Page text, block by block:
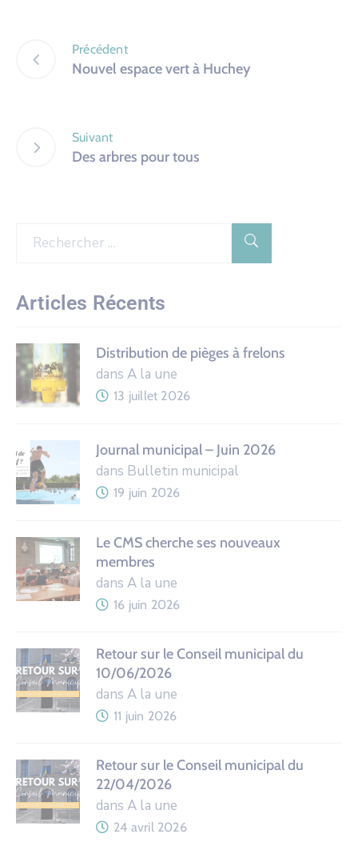
Précédent
Nouvel espace vert à Huchey
Suivant
Des arbres pour tous
Articles Récents
Distribution de pièges à frelons
dans A la une
13 juillet 2026
Journal municipal – Juin 2026
dans Bulletin municipal
19 juin 2026
Le CMS cherche ses nouveaux
membres
dans A la une
16 juin 2026
Retour sur le Conseil municipal du
10/06/2026
dans A la une
11 juin 2026
Retour sur le Conseil municipal du
22/04/2026
dans A la une
24 avril 2026